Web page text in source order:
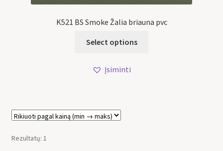
K521 BS Smoke Žalia briauna pvc
Select options
Įsiminti
Rezultatų: 1